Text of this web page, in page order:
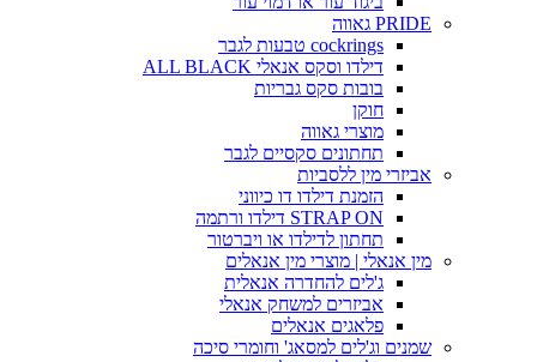
PRIDE גאווה
cockrings טבעות לגבר
דילדו וסקס אנאלי ALL BLACK
בובות סקס גבריות
חוקן
מוצרי גאווה
תחתונים סקסיים לגבר
אביזרי מין ללסביות
הזמנת דילדו דו כיווני
STRAP ON דילדו ורתמה
תחתון לדילדו או ויברטור
מין אנאלי | מוצרי מין אנאלים
ג'לים להחדרה אנאלית
אביזרים למשחק אנאלי
פלאגים אנאלים
שמנים וג'לים למסאג' וחומרי סיכה